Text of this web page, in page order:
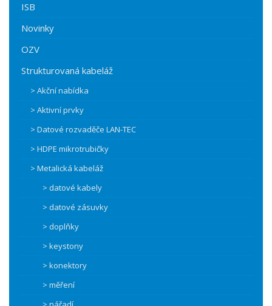
ISB
Novinky
OZV
Strukturovaná kabeláž
> Akční nabídka
> Aktivní prvky
> Datové rozvaděče LAN-TEC
> HDPE mikrotrubičky
> Metalická kabeláž
> datové kabely
> datové zásuvky
> doplňky
> keystony
> konektory
> měření